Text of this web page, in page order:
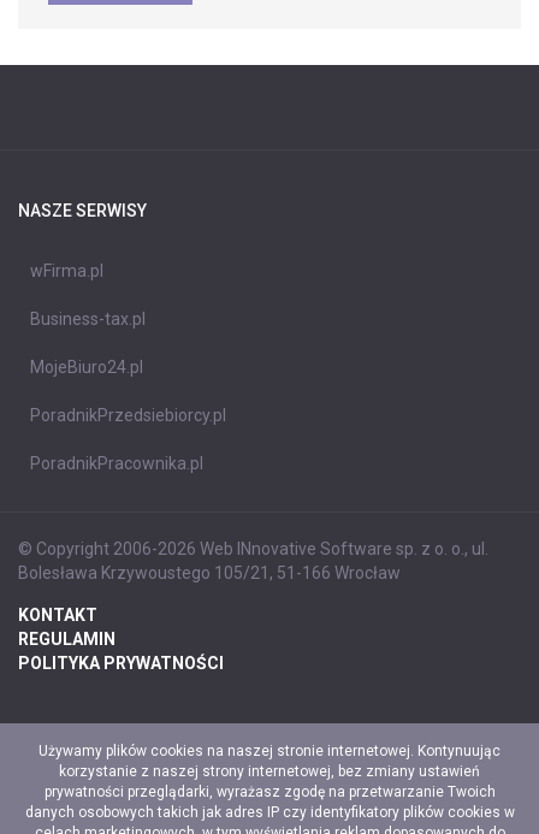
NASZE SERWISY
wFirma.pl
Business-tax.pl
MojeBiuro24.pl
PoradnikPrzedsiebiorcy.pl
PoradnikPracownika.pl
© Copyright 2006-2026 Web INnovative Software sp. z o. o., ul.
Bolesława Krzywoustego 105/21, 51-166 Wrocław
KONTAKT
REGULAMIN
POLITYKA PRYWATNOŚCI
Używamy plików cookies na naszej stronie internetowej. Kontynuując
korzystanie z naszej strony internetowej, bez zmiany ustawień
prywatności przeglądarki, wyrażasz zgodę na przetwarzanie Twoich
danych osobowych takich jak adres IP czy identyfikatory plików cookies w